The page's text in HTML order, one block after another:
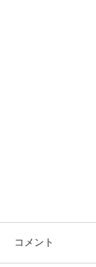
この重機…
コメント